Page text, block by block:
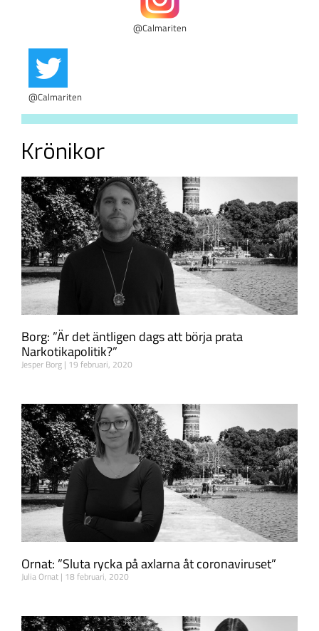
@Calmariten
@Calmariten
Krönikor
Borg: ”Är det äntligen dags att börja prata
Narkotikapolitik?”
Jesper Borg 19 februari, 2020
Ornat: ”Sluta rycka på axlarna åt coronaviruset”
Julia Ornat 18 februari, 2020